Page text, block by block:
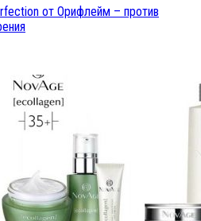
от Орифлейм – против